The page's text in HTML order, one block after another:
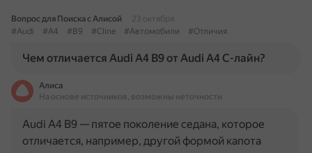
Вопрос для Поиска с Алисой
23 октября
#Audi
#A4 #B9 #Cline #Автомобили #Отличия
Чем отличается Audi A4 B9 от Audi A4 C-лайн?
Алиса
На основе источников, возможны неточности
Audi A4 B9 — пятое поколение седана, которое
отличается, например, другой формой капота